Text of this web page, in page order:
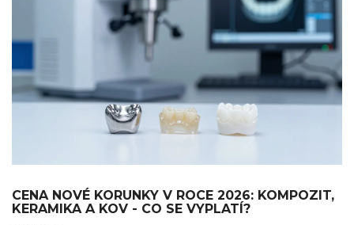
CENA NOVÉ KORUNKY V ROCE 2026: KOMPOZIT,
KERAMIKA A KOV - CO SE VYPLATÍ?